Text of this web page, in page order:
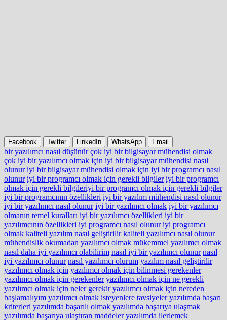
Facebook Twitter LinkedIn WhatsApp Email
bir yazılımcı nasıl düşünür çok iyi bir bilgisayar mühendisi olmak
çok iyi bir yazılımcı olmak için iyi bir bilgisayar mühendisi nasıl
olunur iyi bir bilgisayar mühendisi olmak için iyi bir programcı nasıl
olunur iyi bir programcı olmak için gerekli bilgiler iyi bir programcı
olmak için gerekli bilgileriyi bir programcı olmak için gerekli bilgiler
iyi bir programcının özellikleri iyi bir yazılım mühendisi nasıl olunur
iyi bir yazılımcı nasıl olunur iyi bir yazılımcı olmak iyi bir yazılımcı
olmanın temel kuralları iyi bir yazılımcı özellikleri iyi bir
yazılımcının özellikleri iyi programcı nasıl olunur iyi programcı
olmak kaliteli yazılım nasıl geliştirilir kaliteli yazılımcı nasıl olunur
mühendislik okumadan yazılımcı olmak mükemmel yazılımcı olmak
nasıl daha iyi yazılımcı olabilirim nasıl iyi bir yazılımcı olunur nasıl
iyi yazılımcı olunur nasıl yazılımcı olurum yazılım nasıl geliştirilir
yazılımcı olmak için yazılımcı olmak için bilinmesi gerekenler
yazılımcı olmak için gerekenler yazılımcı olmak için ne gerekli
yazılımcı olmak için neler gerekir yazılımcı olmak için nereden
başlamalıyım yazılımcı olmak isteyenlere tavsiyeler yazılımda başarı
kriterleri yazılımda başarılı olmak yazılımda başarıya ulaşmak
yazılımda başarıya ulaştıran maddeler yazılımda ilerlemek